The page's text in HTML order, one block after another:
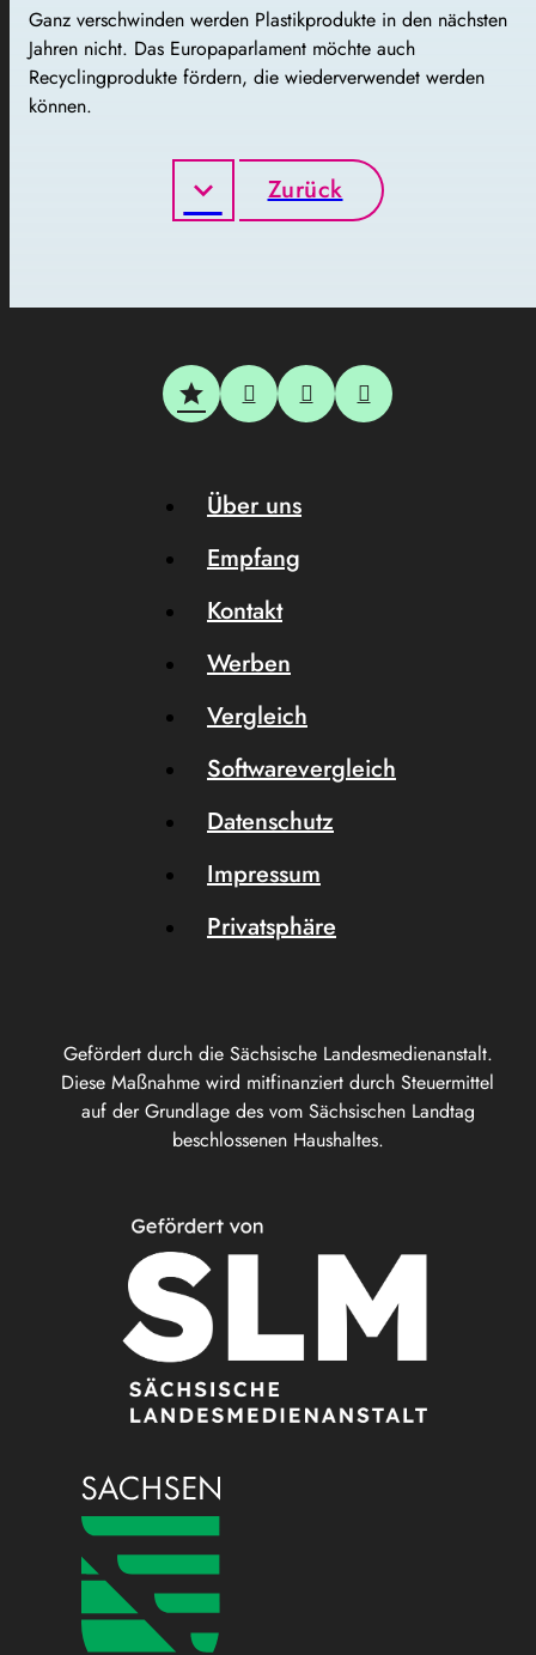
Ganz verschwinden werden Plastikprodukte in den nächsten
Jahren nicht. Das Europaparlament möchte auch
Recyclingprodukte fördern, die wiederverwendet werden
können.
Zurück
Gefördert durch die Sächsische Landesmedienanstalt.
Diese Maßnahme wird mitfinanziert durch Steuermittel
auf der Grundlage des vom Sächsischen Landtag
beschlossenen Haushaltes.
Über uns
Empfang
Kontakt
Werben
Vergleich
Softwarevergleich
Datenschutz
Impressum
Privatsphäre